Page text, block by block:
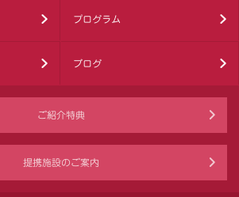
プログラム
ブログ
ご紹介特典
提携施設のご案内